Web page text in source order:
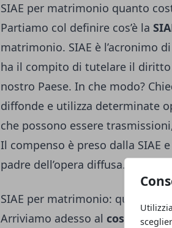
SIAE per matrimonio quanto
Partiamo col definire cos’è la
matrimonio. SIAE è l’acronimo di
ha il compito di tutelare il
nostro Paese. In che modo?
diffonde e utilizza determinate
che possono essere
Il compenso è preso dalla SIAE
padre dell’opera diffusa.
SIAE per matrimonio: quanto
Arriviamo adesso al costo della